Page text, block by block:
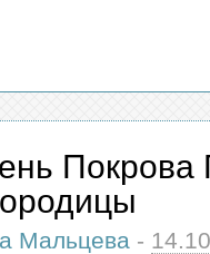
Покрова
Мальцева -